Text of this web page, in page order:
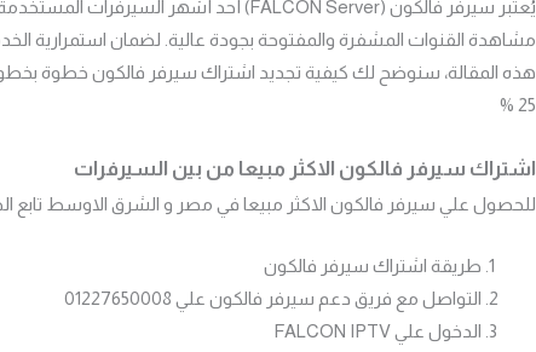
مشاهدة القنوات المشفرة والمفتوحة بجودة عالية. لضمان استمرارية
25 %
اشتراك سيرفر فالكون الاكثر مبيعا من بين السيرفرات
للحصول علي سيرفر فالكون الاكثر مبيعا في مصر و الشرق الاوسط تابع
طريقة اشتراك سيرفر فالكون
التواصل مع فريق دعم سيرفر فالكون علي 01227650008
الدخول علي FALCON IPTV